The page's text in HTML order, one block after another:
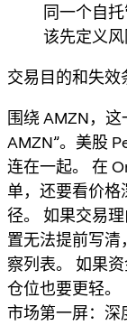
同一个自
该先定义风
交易目的和失
围绕 AMZN，
AMZN”。美股
连在一起。 在
单，还要看价
径。 如果交易
置无法提前写
察列表。 如果
仓位也要更轻。
市场第一屏：深